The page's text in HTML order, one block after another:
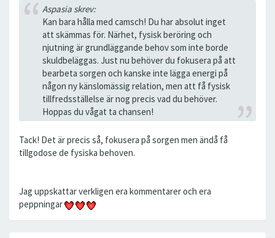
Aspasia skrev:
Kan bara hålla med camsch! Du har absolut inget
att skämmas för. Närhet, fysisk beröring och
njutning är grundläggande behov som inte borde
skuldbeläggas. Just nu behöver du fokusera på att
bearbeta sorgen och kanske inte lägga energi på
någon ny känslomässig relation, men att få fysisk
tillfredsställelse är nog precis vad du behöver.
Hoppas du vågat ta chansen!
Tack! Det är precis så, fokusera på sorgen men ändå få
tillgodose de fysiska behoven.
Jag uppskattar verkligen era kommentarer och era
peppningar